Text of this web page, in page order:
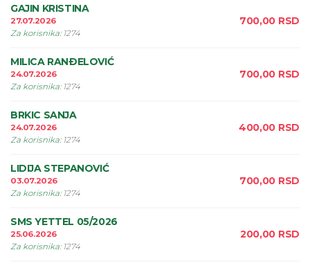
GAJIN KRISTINA
27.07.2026
Za korisnika: 1274
700,00 RSD
MILICA RANÐELOVIĆ
24.07.2026
Za korisnika: 1274
700,00 RSD
BRKIC SANJA
24.07.2026
Za korisnika: 1274
400,00 RSD
LIDIJA STEPANOVIĆ
03.07.2026
Za korisnika: 1274
700,00 RSD
SMS YETTEL 05/2026
25.06.2026
Za korisnika: 1274
200,00 RSD